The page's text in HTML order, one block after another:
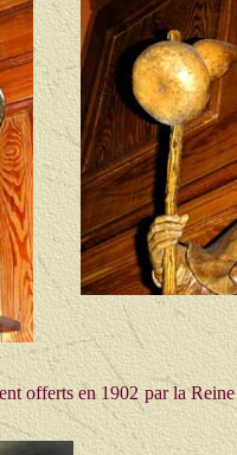
offerts en 1902 par la